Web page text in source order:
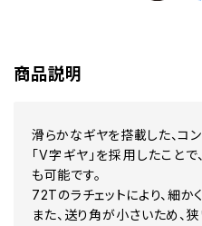
商品説明
滑らかなギヤを搭載した、コン
「V字ギヤ」を採用したこと
も可能です。
72Tのラチェットにより、細か
また、送り角が小さいため、